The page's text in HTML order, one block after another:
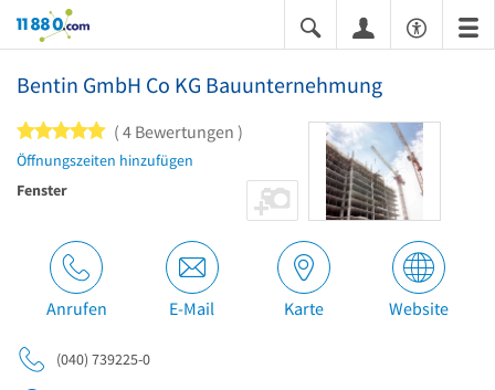
11880.com
Bentin GmbH Co KG Bauunternehmung
5 von 5 Sternen
4 Bewertungen
Öffnungszeiten hinzufügen
Fenster
Anrufen E-Mail Karte Website
(040) 739225-0